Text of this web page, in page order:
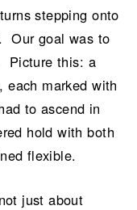
stepping onto
Our goal was to
Picture this: a
each marked with
to ascend in
hold with both
flexible.
just about